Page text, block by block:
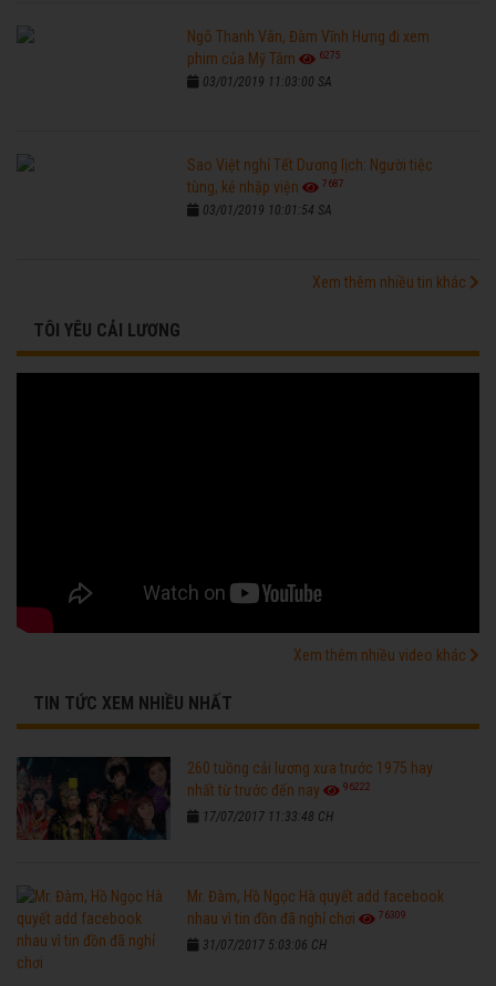
Ngô Thanh Vân, Đàm Vĩnh Hưng đi xem
phim của Mỹ Tâm
6275
03/01/2019 11:03:00 SA
Sao Việt nghỉ Tết Dương lịch: Người tiệc
tùng, kẻ nhập viện
7687
03/01/2019 10:01:54 SA
Xem thêm nhiều tin khác
TÔI YÊU CẢI LƯƠNG
Xem thêm nhiều video khác
TIN TỨC XEM NHIỀU NHẤT
260 tuồng cải lương xưa trước 1975 hay
nhất từ trước đến nay
96222
17/07/2017 11:33:48 CH
Mr. Đàm, Hồ Ngọc Hà quyết add facebook
nhau vì tin đồn đã nghỉ chơi
76309
31/07/2017 5:03:06 CH